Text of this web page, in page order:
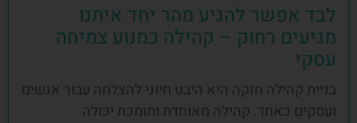
לבד אפשר להגיע מהר יחד איתנו
מגיעים רחוק – קהילה כמנוע צמיחה
עסקי
בניית קהילה חזקה היא היבט חיוני להצלחה עבור אנשים
ועסקים כאחד. קהילה מאוחדת ותומכת יכולה